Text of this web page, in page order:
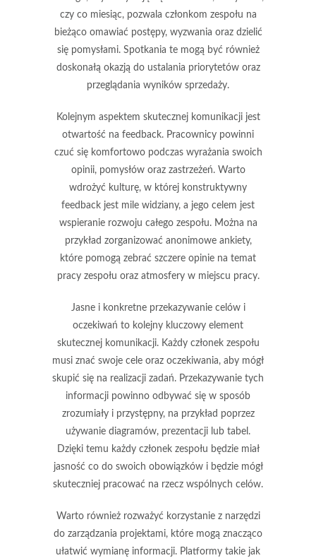
czy co miesiąc, pozwala członkom zespołu na
bieżąco omawiać postępy, wyzwania oraz dzielić
się pomysłami. Spotkania te mogą być również
doskonałą okazją do ustalania priorytetów oraz
przeglądania wyników sprzedaży.
Kolejnym aspektem skutecznej komunikacji jest
otwartość na feedback. Pracownicy powinni
czuć się komfortowo podczas wyrażania swoich
opinii, pomysłów oraz zastrzeżeń. Warto
wdrożyć kulturę, w której konstruktywny
feedback jest mile widziany, a jego celem jest
wspieranie rozwoju całego zespołu. Można na
przykład zorganizować anonimowe ankiety,
które pomogą zebrać szczere opinie na temat
pracy zespołu oraz atmosfery w miejscu pracy.
Jasne i konkretne przekazywanie celów i
oczekiwań to kolejny kluczowy element
skutecznej komunikacji. Każdy członek zespołu
musi znać swoje cele oraz oczekiwania, aby mógł
skupić się na realizacji zadań. Przekazywanie tych
informacji powinno odbywać się w sposób
zrozumiały i przystępny, na przykład poprzez
używanie diagramów, prezentacji lub tabel.
Dzięki temu każdy członek zespołu będzie miał
jasność co do swoich obowiązków i będzie mógł
skuteczniej pracować na rzecz wspólnych celów.
Warto również rozważyć korzystanie z narzędzi
do zarządzania projektami, które mogą znacząco
ułatwić wymianę informacji. Platformy takie jak